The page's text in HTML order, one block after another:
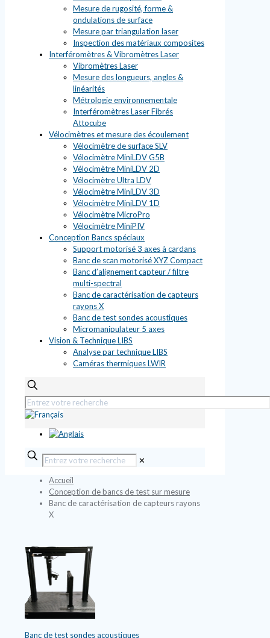
Mesure de rugosité, forme &
ondulations de surface
Mesure par triangulation laser
Inspection des matériaux composites
Interféromètres & Vibromètres Laser
Vibromètres Laser
Mesure des longueurs, angles &
linéarités
Métrologie environnementale
Interféromètres Laser Fibrés
Attocube
Vélocimètres et mesure des écoulement
Vélocimètre de surface SLV
Vélocimètre MiniLDV G5B
Vélocimètre MiniLDV 2D
Vélocimètre Ultra LDV
Vélocimètre MiniLDV 3D
Vélocimètre MiniLDV 1D
Vélocimètre MicroPro
Vélocimètre MiniPIV
Conception Bancs spéciaux
Support motorisé 3 axes à cardans
Banc de scan motorisé XYZ Compact
Banc d’alignement capteur / filtre
multi-spectral
Banc de caractérisation de capteurs
rayons X
Banc de test sondes acoustiques
Micromanipulateur 5 axes
Vision & Technique LIBS
Analyse par technique LIBS
Caméras thermiques LWIR
✕
Accueil
Conception de bancs de test sur mesure
Banc de caractérisation de capteurs rayons
X
Banc de test sondes acoustiques